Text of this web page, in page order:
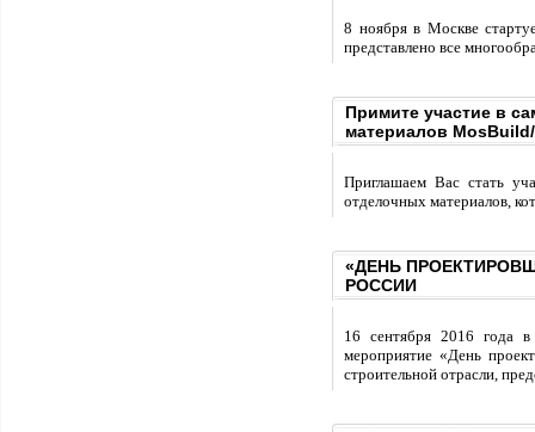
8 ноября в Москве
представлено все
Примите участие в
материалов
Приглашаем Вас стать
отделочных материалов,
«ДЕНЬ
РОССИИ
16 сентября 2016 года
мероприятие «День
строительной отрасли,